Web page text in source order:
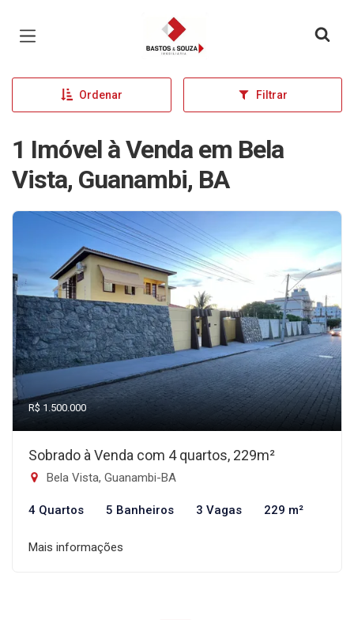
Página inicial
Ordenar Filtrar
1 Imóvel à Venda em Bela
Vista, Guanambi, BA
R$ 1.500.000
Sobrado à Venda com 4 quartos, 229m²
Bela Vista, Guanambi-BA
4 Quartos 5 Banheiros 3 Vagas 229 m²
Mais informações